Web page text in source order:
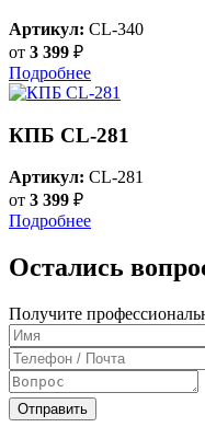
Артикул: CL-340
от 3 399 ₽
Подробнее
КПБ CL-281
Артикул: CL-281
от 3 399 ₽
Подробнее
Остались
Получите
Отправить